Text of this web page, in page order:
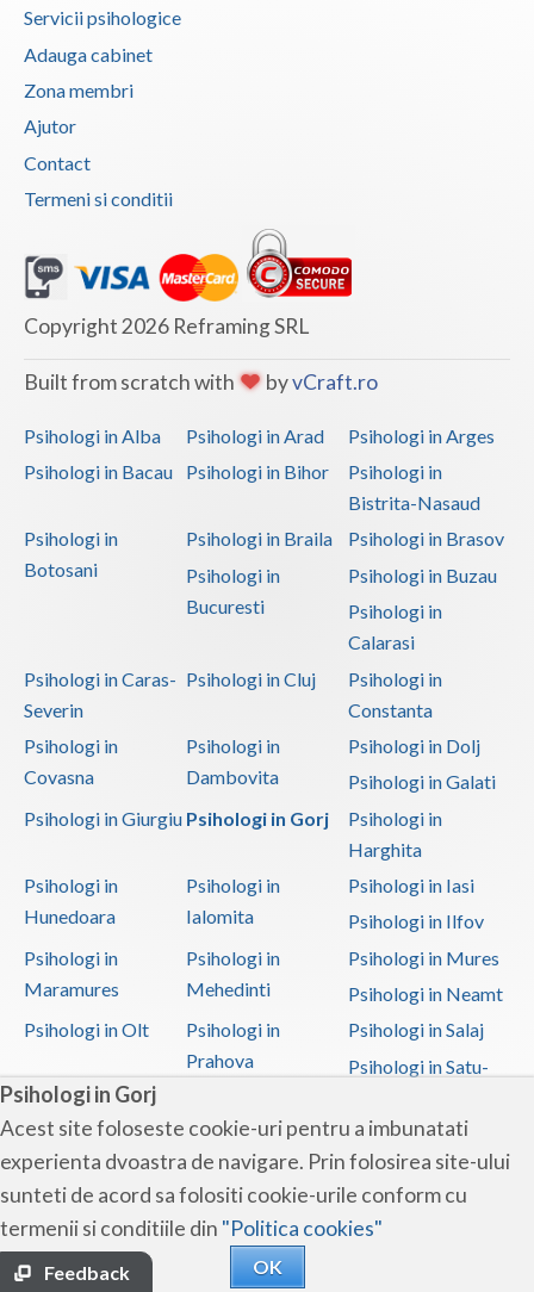
Psihologi in Gorj
Acest site foloseste cookie-uri pentru a imbunatati
experienta dvoastra de navigare. Prin folosirea site-ului
sunteti de acord sa folositi cookie-urile conform cu
termenii si conditiile din "Politica cookies"
OK
Suceava
Teleorman
Tulcea
Valcea
Vaslui
Vrancea
Feedback
Servicii psihologice
Adauga cabinet
Zona membri
Ajutor
Contact
Termeni si conditii
Copyright 2026 Reframing SRL
Built from scratch with byvCraft.ro
Psihologi in Alba Psihologi in Arad
Psihologi in Arges
Psihologi in Bacau
Psihologi in Bihor
Psihologi in
Bistrita-Nasaud
Psihologi in
Botosani
Psihologi in Braila
Psihologi in Brasov
Psihologi in
Bucuresti
Psihologi in Buzau
Psihologi in
Calarasi
Psihologi in Caras-
Severin
Psihologi in Cluj
Psihologi in
Constanta
Psihologi in
Covasna
Psihologi in
Dambovita
Psihologi in Dolj
Psihologi in Galati
Psihologi in Giurgiu Psihologi in Gorj
Psihologi in
Harghita
Psihologi in
Hunedoara
Psihologi in
Ialomita
Psihologi in Iasi
Psihologi in Ilfov
Psihologi in
Maramures
Psihologi in
Mehedinti
Psihologi in Mures
Psihologi in Neamt
Psihologi in Olt
Psihologi in
Prahova
Psihologi in Salaj
Psihologi in Satu-
Psihologi in Sibiu
Psihologi in
Suceava
Psihologi in
Teleorman
Psihologi in Timis
Psihologi in Tulcea Psihologi in Valcea
Psihologi in Vaslui
Psihologi in
Vrancea